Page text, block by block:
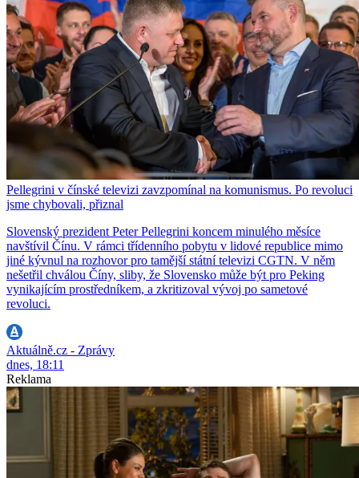
Pellegrini v čínské televizi zavzpomínal na komunismus. Po revoluci
jsme chybovali, přiznal
Slovenský prezident Peter Pellegrini koncem minulého měsíce
navštívil Čínu. V rámci třídenního pobytu v lidové republice mimo
jiné kývnul na rozhovor pro tamější státní televizi CGTN. V něm
nešetřil chválou Číny, sliby, že Slovensko může být pro Peking
vynikajícím prostředníkem, a zkritizoval vývoj po sametové
revoluci.
Aktuálně.cz - Zprávy
dnes, 18:11
Reklama